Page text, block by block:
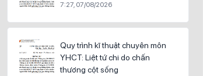
7:27, 07/08/2026
Quy trình kĩ thuật chuyên môn
YHCT: Liệt tứ chi do chấn
thương cột sống